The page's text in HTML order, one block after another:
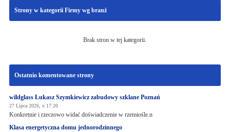
Strony w kategorii Firmy wg branż
Brak stron w tej kategorii.
Ostatnio komentowane strony
wildglass Łukasz Szymkiewicz zabudowy szklane Poznań
27 Lipca 2026, o 17:20
Konkretnie i rzeczowo widać doświadczenie w rzemiośle.n
Klasa energetyczna domu jednorodzinnego